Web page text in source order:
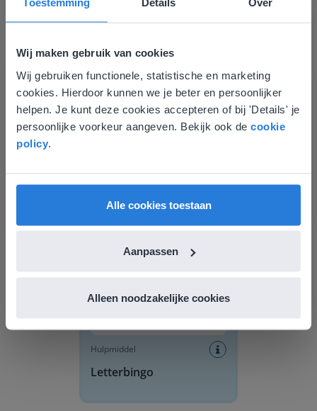
Wij maken gebruik van cookies
Wij gebruiken functionele, statistische en marketing
cookies. Hierdoor kunnen we je beter en persoonlijker
helpen. Je kunt deze cookies accepteren of bij 'Details' je
persoonlijke voorkeur aangeven. Bekijk ook de cookie
policy
Alle cookies toestaan
Aanpassen
Alleen noodzakelijke cookies
Woordzoeker
Hulpmiddel
Letterbingo
Deze website komt niet
overeen met je locatie
Gezien je locatie, denken we dat je misschien
liever naar de website voor English gaat. Hier
English
Vlaanderen